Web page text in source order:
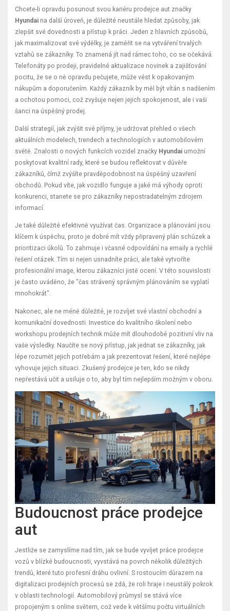
Chcete-li opravdu posunout svou kariéru prodejce aut značky
Hyundai na další úroveň, je důležité neustále hledat způsoby, jak
zlepšit své dovednosti a přístup k práci. Jeden z hlavních způsobů,
jak maximalizovat své výdělky, je zaměřit se na vytváření trvalých
vztahů se zákazníky. To znamená jít nad rámec toho, co se očekává.
Telefonáty po prodeji, pravidelné aktualizace novinek a zajišťování
pocitu, že se o ně opravdu pečujete, může vést k opakovaným
nákupům a doporučením. Každý zákazník by měl být vítán s nadšením
a ochotou pomoci, což zvyšuje nejen jejich spokojenost, ale i vaši
šanci na úspěšný prodej.
Další strategií, jak zvýšit své příjmy, je udržovat přehled o všech
aktuálních modelech, trendech a technologiích v automobilovém
světě. Znalosti o nových funkcích vozidel značky Hyundai umožní
poskytovat kvalitní rady, které se budou reflektovat v důvěře
zákazníků, čímž zvýšíte pravděpodobnost na úspěšný uzavření
obchodů. Pokud víte, jak vozidlo funguje a jaké má výhody oproti
konkurenci, stanete se pro zákazníky nepostradatelným zdrojem
informací.
Je také důležité efektivně využívat čas. Organizace a plánování jsou
klíčem k úspěchu, proto je dobré mít vždy připravený plán schůzek a
prioritizaci úkolů. To zahrnuje i včasné odpovídání na emaily a rychlé
řešení otázek. Tím si nejen usnadníte práci, ale také vytvoříte
profesionální image, kterou zákazníci jistě ocení. V této souvislosti
je často uváděno, že "čas strávený správným plánováním se vyplatí
mnohokrát".
Nakonec, ale ne méně důležité, je rozvíjet své vlastní obchodní a
komunikační dovednosti. Investice do kvalitního školení nebo
workshopu prodejních technik může mít dlouhodobě pozitivní vliv na
vaše výsledky. Naučíte se nový přístup, jak jednat se zákazníky, jak
lépe rozumět jejich potřebám a jak prezentovat řešení, které nejlépe
vyhovuje jejich situaci. Zkušený prodejce je ten, kdo se nikdy
nepřestává učit a usiluje o to, aby byl tím nejlepším možným v oboru.
Budoucnost práce prodejce
aut
Jestliže se zamyslíme nad tím, jak se bude vyvíjet práce prodejce
vozů v blízké budoucnosti, vyvstává na povrch několik důležitých
trendů, které tuto profesní dráhu ovlivní. S rostoucím důrazem na
digitalizaci prodejních procesů se zdá, že roli hraje i neustálý pokrok
v oblasti technologií. Automobilový průmysl se stává více
propojeným s online světem, což vede k většímu počtu virtuálních